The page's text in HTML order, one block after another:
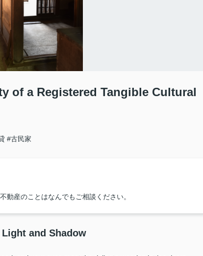
of a Registered Tangible Cultural
#古民家
動産のことはなんでもご相談ください。
and Shadow